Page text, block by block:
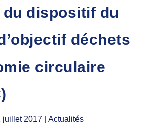
du dispositif du
déchets
circulaire
juillet 2017 | Actualités